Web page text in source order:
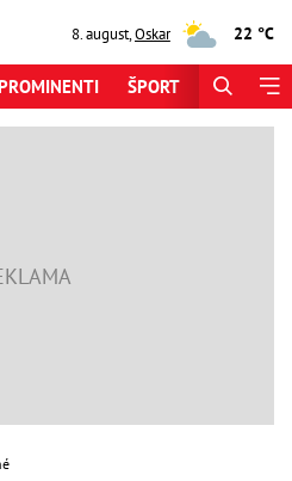
8. august,Oskar 22 °C
PROMINENTI ŠPORT